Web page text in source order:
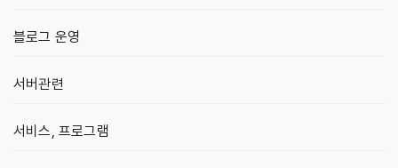
블로그 운영
서버관련
서비스, 프로그램